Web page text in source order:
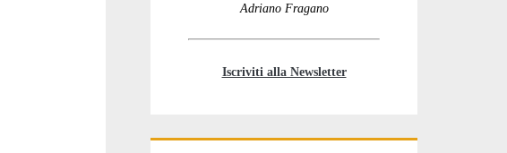
Adriano Fragano
Iscriviti alla Newsletter